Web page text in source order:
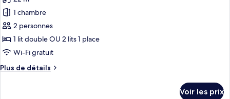
pour
ce
type
de
chambre :
Standard
1 chambre
2 personnes
1 lit double OU 2 lits 1 place
Wi-Fi gratuit
Plus de détails
Plus
Voir les prix